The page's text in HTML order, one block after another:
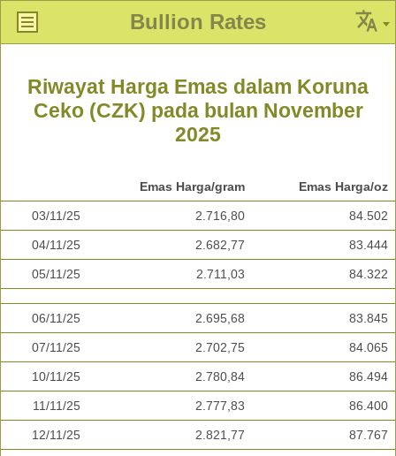
Bullion Rates
Riwayat Harga Emas dalam Koruna
Ceko (CZK) pada bulan November
2025
Emas Harga/gram Emas Harga/oz
03/11/25 2.716,80 84.502
04/11/25 2.682,77 83.444
05/11/25 2.711,03 84.322
06/11/25 2.695,68 83.845
07/11/25 2.702,75 84.065
10/11/25 2.780,84 86.494
11/11/25 2.777,83 86.400
12/11/25 2.821,77 87.767